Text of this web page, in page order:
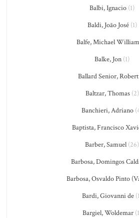
Balbi, Ignacio (1)
Baldi, João José(1)
Balfe, Michael William
Balke, Jon (1)
Ballard Senior, Robert
Baltzar, Thomas(2)
Banchieri, Adriano
Baptista, Francisco
Barber, Samuel (26)
Barbosa, Domingos
Barbosa, Osvaldo Pinto
Bardi, Giovanni de
Bargiel, Woldemar